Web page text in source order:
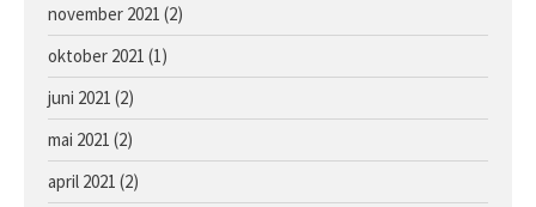
november 2021 (2)
oktober 2021 (1)
juni 2021 (2)
mai 2021 (2)
april 2021 (2)